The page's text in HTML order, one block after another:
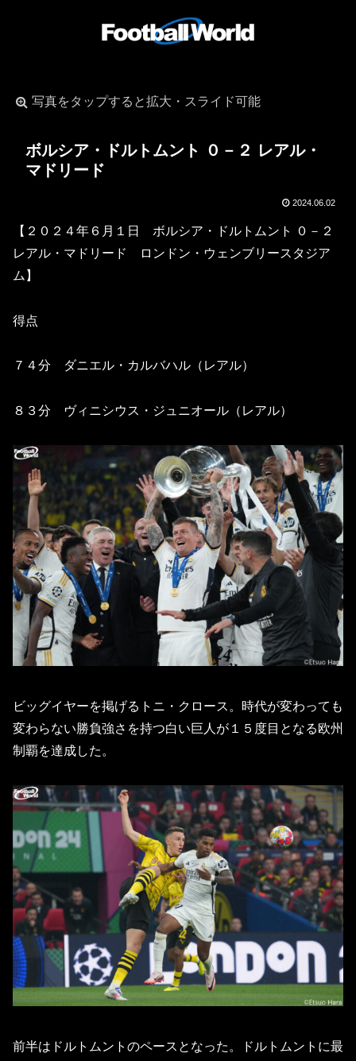
写真をタップすると拡大・スライド可能
ボルシア・ドルトムント ０－２ レアル・
マドリード
2024.06.02
【２０２４年６月１日 ボルシア・ドルトムント ０－２
レアル・マドリード ロンドン・ウェンブリースタジア
ム】
得点
７４分 ダニエル・カルバハル（レアル）
８３分 ヴィニシウス・ジュニオール（レアル）
ビッグイヤーを掲げるトニ・クロース。時代が変わっても
変わらない勝負強さを持つ白い巨人が１５度目となる欧州
制覇を達成した。
前半はドルトムントのペースとなった。ドルトムントに最